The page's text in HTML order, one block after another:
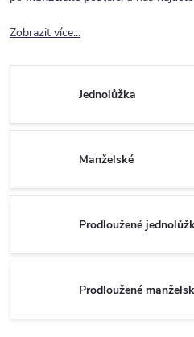
Zobrazit více...
Jednolůžka
Manželské
Prodloužené
Prodloužené